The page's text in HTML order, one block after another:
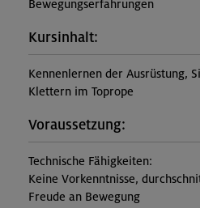
Bewegungserfahrungen
Kursinhalt:
Kennenlernen der Ausrüstung,
Klettern im Toprope
Voraussetzung:
Technische Fähigkeiten:
Keine Vorkenntnisse,
Freude an Bewegung